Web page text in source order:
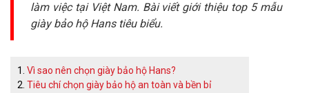
làm việc tại Việt Nam. Bài viết giới thiệu top 5 mẫu
giày bảo hộ Hans tiêu biểu.
Vì sao nên chọn giày bảo hộ Hans?
Tiêu chí chọn giày bảo hộ an toàn và bền bỉ